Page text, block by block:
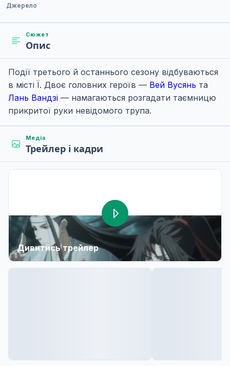
Джерело
Сюжет
Опис
Події третього й останнього сезону відбуваються
в місті Ї. Двоє головних героїв — Вей Вусянь та
Лань Вандзі — намагаються розгадати таємницю
прикритої руки невідомого трупа.
Медіа
Трейлер і кадри
Дивитись трейлер